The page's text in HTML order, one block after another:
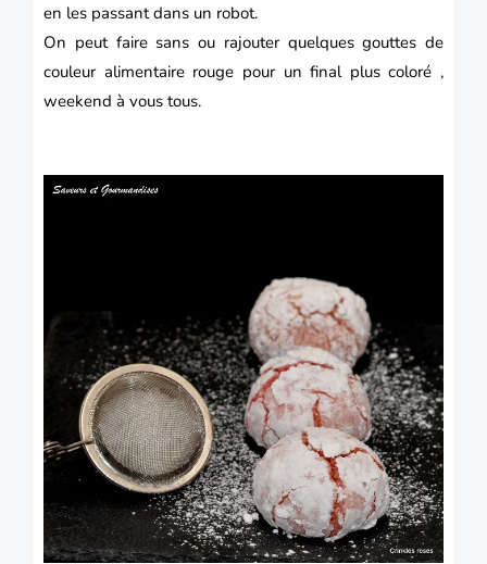
en les passant dans un robot.
On peut faire sans ou rajouter quelques gouttes de
couleur alimentaire rouge pour un final plus coloré ,
weekend à vous tous.